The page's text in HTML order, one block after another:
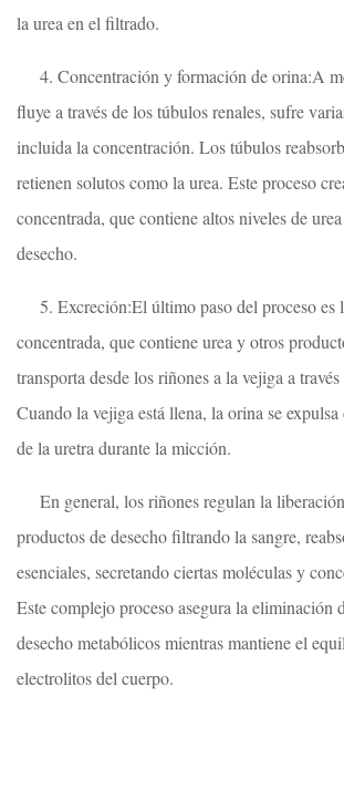
la urea en el filtrado.
4. Concentración y formación de orina:A
fluye a través de los túbulos renales, sufre
incluida la concentración. Los túbulos
retienen solutos como la urea. Este proceso
concentrada, que contiene altos niveles de
desecho.
5. Excreción:El último paso del proceso es
concentrada, que contiene urea y otros
transporta desde los riñones a la vejiga a
Cuando la vejiga está llena, la orina se
de la uretra durante la micción.
En general, los riñones regulan la
productos de desecho filtrando la sangre,
esenciales, secretando ciertas moléculas y
Este complejo proceso asegura la eliminación
desecho metabólicos mientras mantiene el
electrolitos del cuerpo.